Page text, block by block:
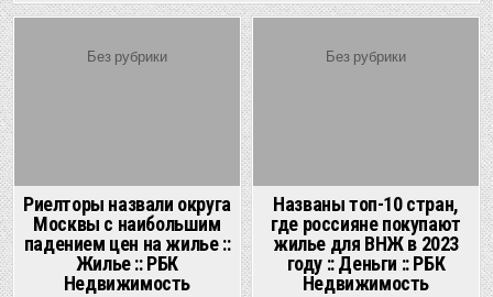
Posted
Без рубрики
Риелторы назвали округа
Москвы с наибольшим
падением цен на жилье ::
Жилье :: РБК
Недвижимость
Posted
Без рубрики
Названы топ-10 стран,
где россияне покупают
жилье для ВНЖ в 2023
году :: Деньги :: РБК
Недвижимость